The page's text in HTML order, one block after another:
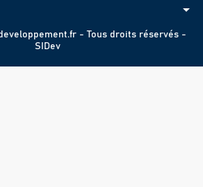
arrow_drop_down
- Tous droits réservés -
SIDev